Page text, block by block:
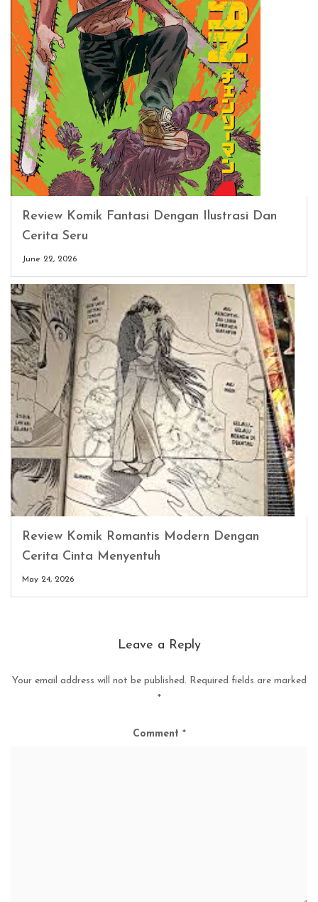
Review Komik Fantasi Dengan Ilustrasi Dan
Cerita Seru
June 22, 2026
Review Komik Romantis Modern Dengan
Cerita Cinta Menyentuh
May 24, 2026
Leave a Reply
Your email address will not be published. Required fields are marked
*
Comment *